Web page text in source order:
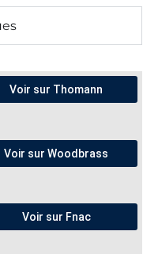
Voir sur Thomann
Voir sur Woodbrass
Voir sur Fnac